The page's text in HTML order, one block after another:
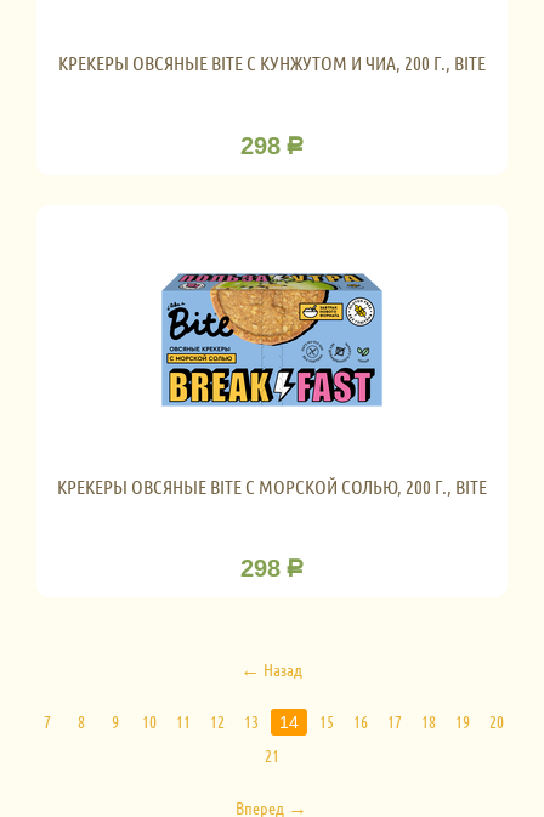
КРЕКЕРЫ ОВСЯНЫЕ BITE С КУНЖУТОМ И ЧИА, 200 Г., BITE
298 Р
КРЕКЕРЫ ОВСЯНЫЕ BITE С МОРСКОЙ СОЛЬЮ, 200 Г., BITE
298 Р
Назад
7 8 9 10 11 12 13 14 15 16 17 18 19
20
21
Вперед